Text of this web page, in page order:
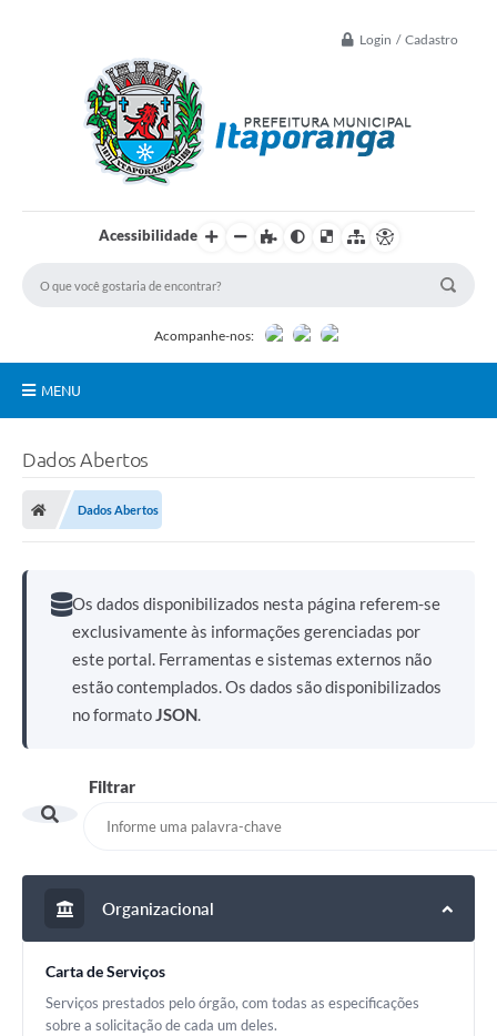
Login / Cadastro
Acessibilidade
Acompanhe-nos:
MENU
Turismo
Publicações Oficiais
Cadastro de Artesãos
Lei Aldir Blanc
Audiências Públicas
Avisos e comunicados
Licitações anteriores
Contratos
Estatuto dos Servidores Municipais
Dados Abertos
Dados Abertos
Os dados disponibilizados nesta página referem-se
exclusivamente às informações gerenciadas por
este portal. Ferramentas e sistemas externos não
estão contemplados. Os dados são disponibilizados
no formatoJSON.
Filtrar
Organizacional
Carta de Serviços
Serviços prestados pelo órgão, com todas as especificações
sobre a solicitação de cada um deles.